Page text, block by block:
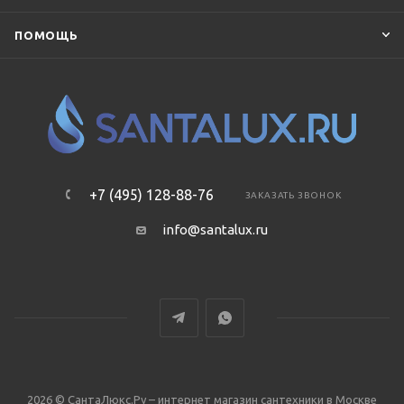
ПОМОЩЬ
+7 (495) 128-88-76 ЗАКАЗАТЬ ЗВОНОК
info@santalux.ru
2026 © СантаЛюкс.Ру – интернет магазин сантехники в Москве